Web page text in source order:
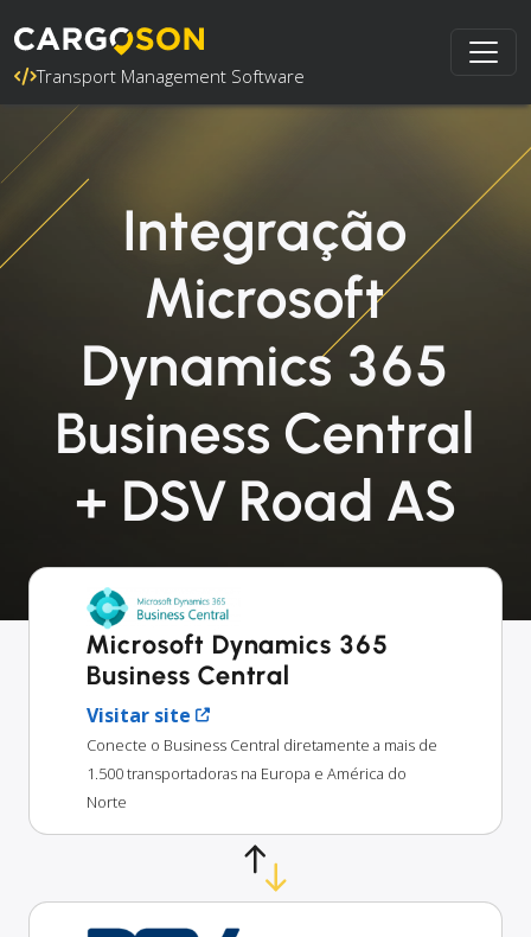
Transport Management Software
Integração
Microsoft
Dynamics 365
Business Central
+ DSV Road AS
Microsoft Dynamics 365
Business Central
Visitar site
Conecte o Business Central diretamente a mais de
1.500 transportadoras na Europa e América do
Norte